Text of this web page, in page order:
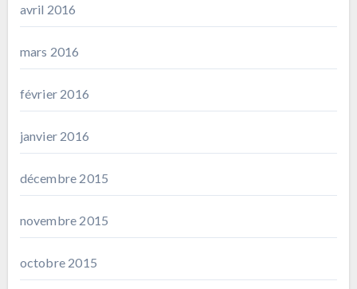
avril 2016
mars 2016
février 2016
janvier 2016
décembre 2015
novembre 2015
octobre 2015